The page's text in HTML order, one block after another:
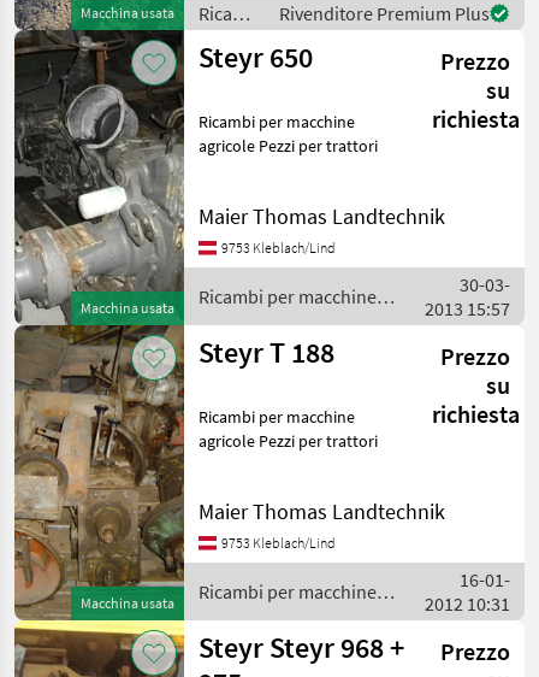
Macchina usata
Ricambi
per
macchine
/ Steyr
Rivenditore Premium Plus
Macchina usata
Steyr 650
Prezzo
su
richiesta
Ricambi per macchine
agricole Pezzi per trattori
Maier Thomas Landtechnik
9753 Kleblach/Lind
Ricambi per macchine
agricole / Steyr
30-03-
2013 15:57
Macchina usata
Steyr T 188
Prezzo
su
richiesta
Ricambi per macchine
agricole Pezzi per trattori
Maier Thomas Landtechnik
9753 Kleblach/Lind
Ricambi per macchine
agricole / Steyr
16-01-
2012 10:31
Steyr Steyr 968 +
Prezzo